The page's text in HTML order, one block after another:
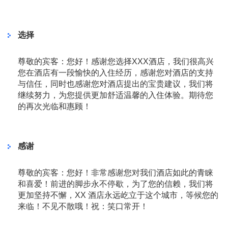
选择
尊敬的宾客：您好！感谢您选择XXX酒店，我们很高兴
您在酒店有一段愉快的入住经历，感谢您对酒店的支持
与信任，同时也感谢您对酒店提出的宝贵建议，我们将
继续努力，为您提供更加舒适温馨的入住体验。期待您
的再次光临和惠顾！
感谢
尊敬的宾客：您好！非常感谢您对我们酒店如此的青睐
和喜爱！前进的脚步永不停歇，为了您的信赖，我们将
更加坚持不懈，XX 酒店永远屹立于这个城市，等候您的
来临！不见不散哦！祝：笑口常开！